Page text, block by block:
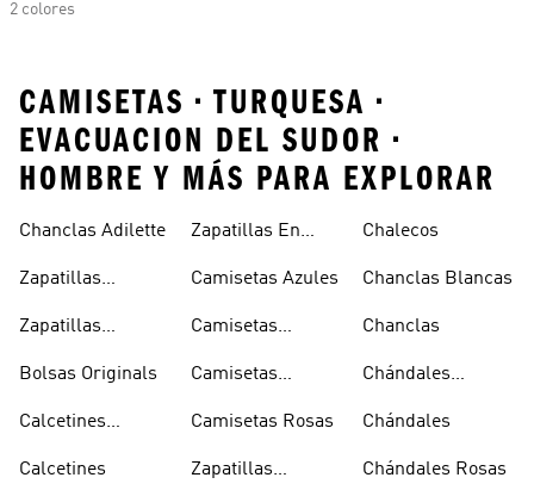
2 colores
CAMISETAS • TURQUESA •
EVACUACION DEL SUDOR •
HOMBRE Y MÁS PARA EXPLORAR
Chanclas Adilette
Zapatillas
Zapatillas
Blancas
Bolsas Originals
Calcetines
Blancos
Calcetines
Zapatillas En
Camisetas Azules
Camisetas
Camisetas
Camisetas Rosas
Zapatillas
Chalecos
Chanclas Blancas
Chanclas
Chándales
Chándales
Chándales Rosas